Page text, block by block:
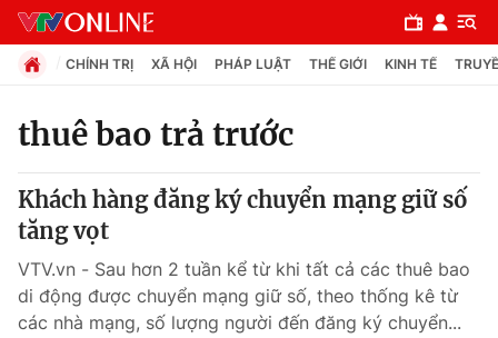
Chuyên mục
Chính trị
Xã hội
CHÍNH TRỊ XÃ HỘI PHÁP LUẬT THẾ GIỚI KINH TẾ
thuê bao trả trước
Khách hàng đăng ký chuyển mạng giữ số
tăng vọt
VTV.vn - Sau hơn 2 tuần kể từ khi tất cả các thuê bao
di động được chuyển mạng giữ số, theo thống kê từ
các nhà mạng, số lượng người đến đăng ký chuyển...